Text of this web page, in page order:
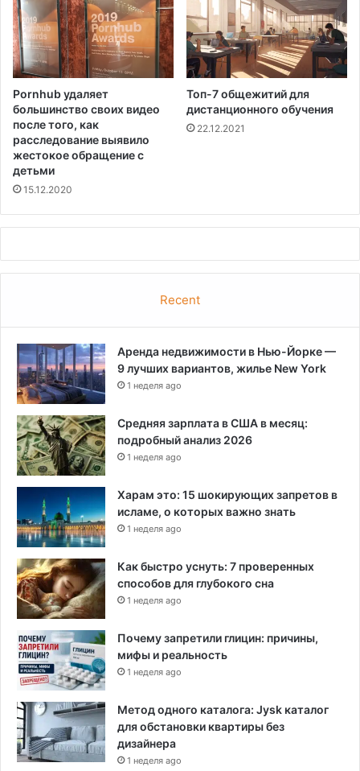
Pornhub удаляет
большинство своих видео
после того, как
расследование выявило
жестокое обращение с
детьми
15.12.2020
Топ-7 общежитий для
дистанционного обучения
22.12.2021
Recent
Аренда недвижимости в Нью-Йорке —
9 лучших вариантов, жилье New York
1 неделя ago
Средняя зарплата в США в месяц:
подробный анализ 2026
1 неделя ago
Харам это: 15 шокирующих запретов в
исламе, о которых важно знать
1 неделя ago
Как быстро уснуть: 7 проверенных
способов для глубокого сна
1 неделя ago
Почему запретили глицин: причины,
мифы и реальность
1 неделя ago
Метод одного каталога: Jysk каталог
для обстановки квартиры без
дизайнера
1 неделя ago